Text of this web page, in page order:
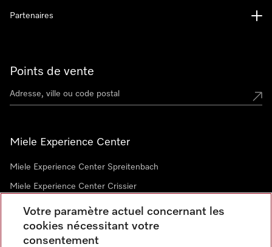
Points de vente
Miele Experience Center
Miele Experience Center Spreitenbach
Miele Experience Center Crissier
Newsletter
Partenaires
Votre paramètre actuel concernant les
cookies nécessitant votre
consentement